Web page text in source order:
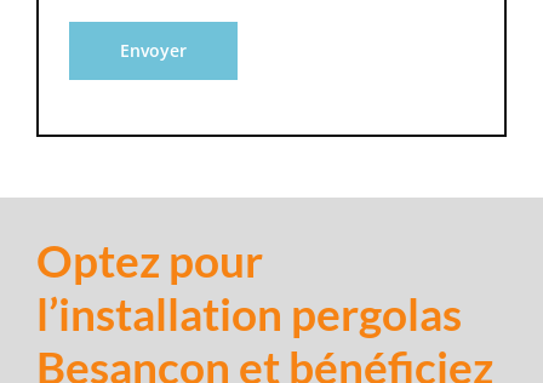
Optez pour
l’installation pergolas
Besançon et bénéficiez